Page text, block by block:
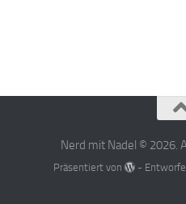
Nerd mit Nadel © 2026.
Präsentiert von -